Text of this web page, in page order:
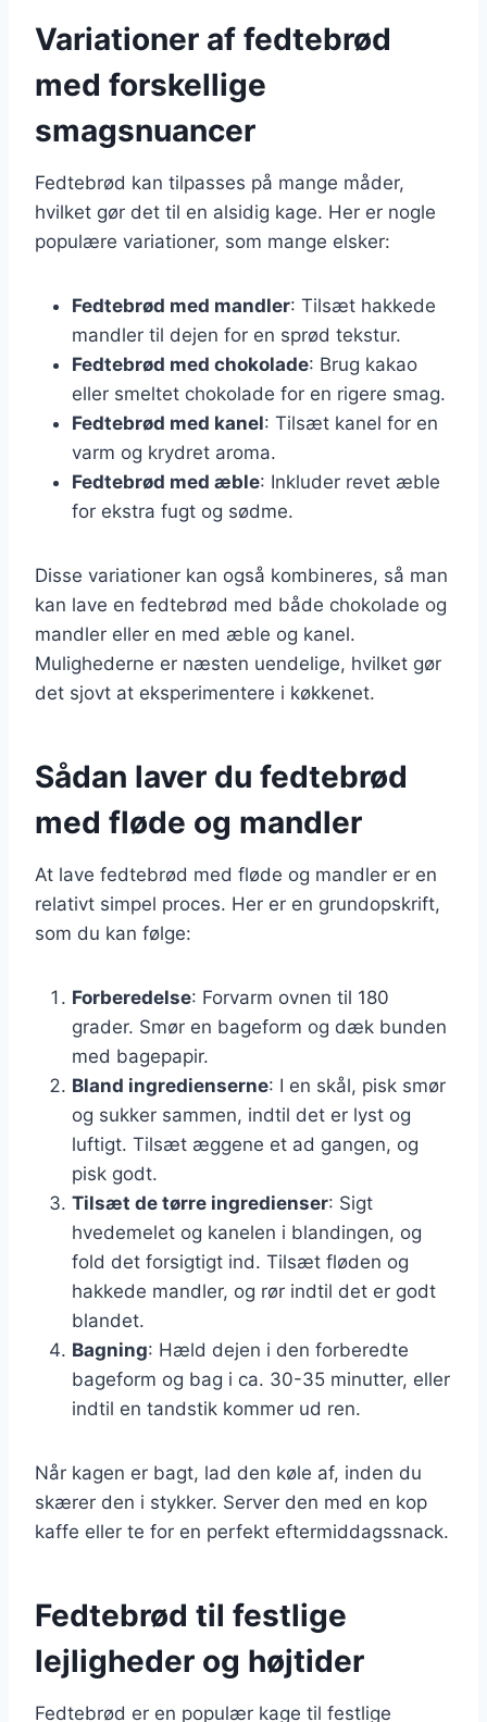
Variationer af fedtebrød
med forskellige
smagsnuancer
Fedtebrød kan tilpasses på mange måder,
hvilket gør det til en alsidig kage. Her er nogle
populære variationer, som mange elsker:
Fedtebrød med mandler: Tilsæt hakkede
mandler til dejen for en sprød tekstur.
Fedtebrød med chokolade: Brug kakao
eller smeltet chokolade for en rigere smag.
Fedtebrød med kanel: Tilsæt kanel for en
varm og krydret aroma.
Fedtebrød med æble: Inkluder revet æble
for ekstra fugt og sødme.
Disse variationer kan også kombineres, så man
kan lave en fedtebrød med både chokolade og
mandler eller en med æble og kanel.
Mulighederne er næsten uendelige, hvilket gør
det sjovt at eksperimentere i køkkenet.
Sådan laver du fedtebrød
med fløde og mandler
At lave fedtebrød med fløde og mandler er en
relativt simpel proces. Her er en grundopskrift,
som du kan følge:
Forberedelse: Forvarm ovnen til 180
grader. Smør en bageform og dæk bunden
med bagepapir.
Bland ingredienserne: I en skål, pisk smør
og sukker sammen, indtil det er lyst og
luftigt. Tilsæt æggene et ad gangen, og
pisk godt.
Tilsæt de tørre ingredienser: Sigt
hvedemelet og kanelen i blandingen, og
fold det forsigtigt ind. Tilsæt fløden og
hakkede mandler, og rør indtil det er godt
blandet.
Bagning: Hæld dejen i den forberedte
bageform og bag i ca. 30-35 minutter, eller
indtil en tandstik kommer ud ren.
Når kagen er bagt, lad den køle af, inden du
skærer den i stykker. Server den med en kop
kaffe eller te for en perfekt eftermiddagssnack.
Fedtebrød til festlige
lejligheder og højtider
Fedtebrød er en populær kage til festlige